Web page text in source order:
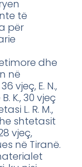
të
për
dhe
në
vjeç, E. N.,
K., 30 vjeç
L. R. M.,
shtetasit
vjeç,
në Tiranë.